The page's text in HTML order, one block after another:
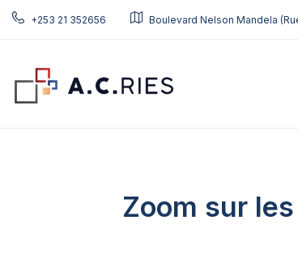
+253 21 352656 Boulevard Nelson Mandela
Zoom sur